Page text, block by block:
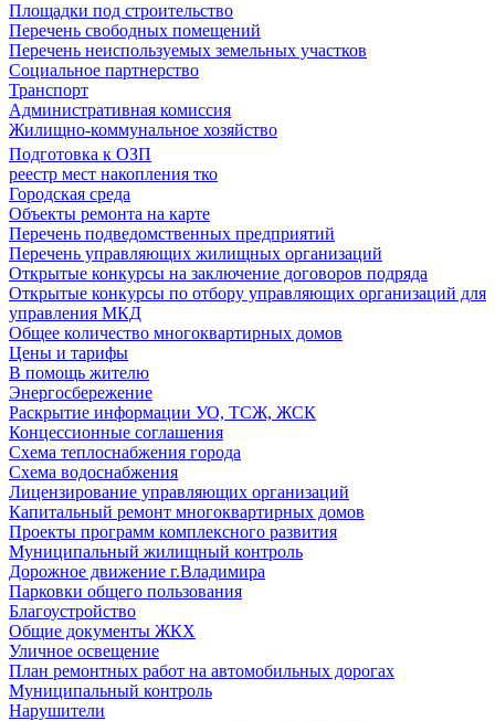
Площадки под строительство
Перечень свободных помещений
Перечень неиспользуемых земельных участков
Социальное партнерство
Транспорт
Административная комиссия
Жилищно-коммунальное хозяйство
Подготовка к ОЗП
реестр мест накопления тко
Городская среда
Объекты ремонта на карте
Перечень подведомственных предприятий
Перечень управляющих жилищных организаций
Открытые конкурсы на заключение договоров подряда
Открытые конкурсы по отбору управляющих организаций для
управления МКД
Общее количество многоквартирных домов
Цены и тарифы
В помощь жителю
Энергосбережение
Раскрытие информации УО, ТСЖ, ЖСК
Концессионные соглашения
Схема теплоснабжения города
Схема водоснабжения
Лицензирование управляющих организаций
Капитальный ремонт многоквартирных домов
Проекты программ комплексного развития
Муниципальный жилищный контроль
Дорожное движение г.Владимира
Парковки общего пользования
Благоустройство
Общие документы ЖКХ
Уличное освещение
План ремонтных работ на автомобильных дорогах
Муниципальный контроль
Нарушители